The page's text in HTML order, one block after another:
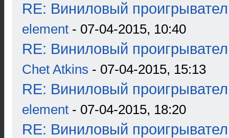
RE: Виниловый
element - 07-04-2015, 10:40
RE: Виниловый
Chet Atkins - 07-04-2015, 15:13
RE: Виниловый
element - 07-04-2015, 18:20
RE: Виниловый